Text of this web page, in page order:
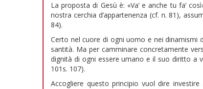
La proposta di Gesù è: «Va’ e anche tu fa’
nostra cerchia d’appartenenza (cf. n. 81),
84).
Certo nel cuore di ogni uomo e nei dinamismi
santità. Ma per camminare concretamente
dignità di ogni essere umano e il suo diritto a
101s. 107).
Accogliere questo principio vuol dire